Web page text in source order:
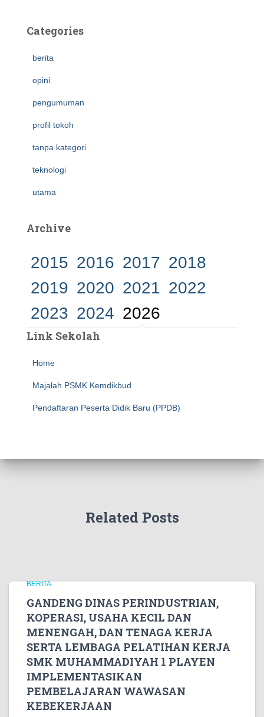
Categories
berita
opini
pengumuman
profil tokoh
tanpa kategori
teknologi
utama
Archive
2015 2016 2017 2018
2019 2020 2021 2022
2023 2024 2026
Link Sekolah
Home
Majalah PSMK Kemdikbud
Pendaftaran Peserta Didik Baru (PPDB)
Related Posts
BERITA
GANDENG DINAS PERINDUSTRIAN,
KOPERASI, USAHA KECIL DAN
MENENGAH, DAN TENAGA KERJA
SERTA LEMBAGA PELATIHAN KERJA
SMK MUHAMMADIYAH 1 PLAYEN
IMPLEMENTASIKAN
PEMBELAJARAN WAWASAN
KEBEKERJAAN